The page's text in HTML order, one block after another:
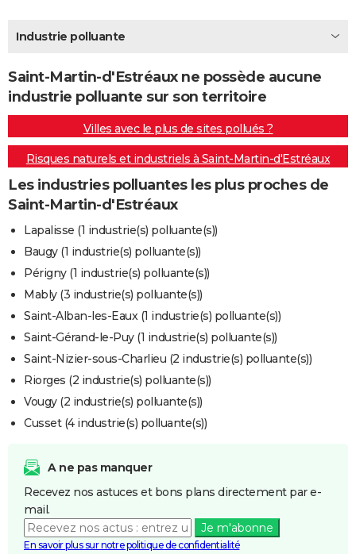
BONS PLANS
CARTE DE VOEUX
Carte de Noël
Carte Bonne année
Carte Saint-Valentin
Carte Pâques
Carte d'anniversaire
DICTIONNAIRE
Dictionnaire
Biographies
Citations
Expressions
Proverbes
PROGRAMME TV
COPAINS D'AVANT
S'inscrire
Se connecter
Lycées
Collèges
Primaires
Universités
Entreprises
Service militaire
Avis de recherche
AVIS DE DÉCÈS
FORUM
Bricolage
Television
Industrie polluante
Saint-Martin-d'Estréaux ne possède aucune
industrie polluante sur son territoire
Villes avec le plus de sites pollués ?
Risques naturels et industriels à Saint-Martin-d'Estréaux
Les industries polluantes les plus proches de
Saint-Martin-d'Estréaux
Lapalisse (1 industrie(s) polluante(s))
Baugy (1 industrie(s) polluante(s))
Périgny (1 industrie(s) polluante(s))
Mably (3 industrie(s) polluante(s))
Saint-Alban-les-Eaux (1 industrie(s) polluante(s))
Saint-Gérand-le-Puy (1 industrie(s) polluante(s))
Saint-Nizier-sous-Charlieu (2 industrie(s) polluante(s))
Riorges (2 industrie(s) polluante(s))
Vougy (2 industrie(s) polluante(s))
Cusset (4 industrie(s) polluante(s))
A ne pas manquer
Recevez nos astuces et bons plans directement par e-
mail.
Je m'abonne
En savoir plus sur notre politique de confidentialité